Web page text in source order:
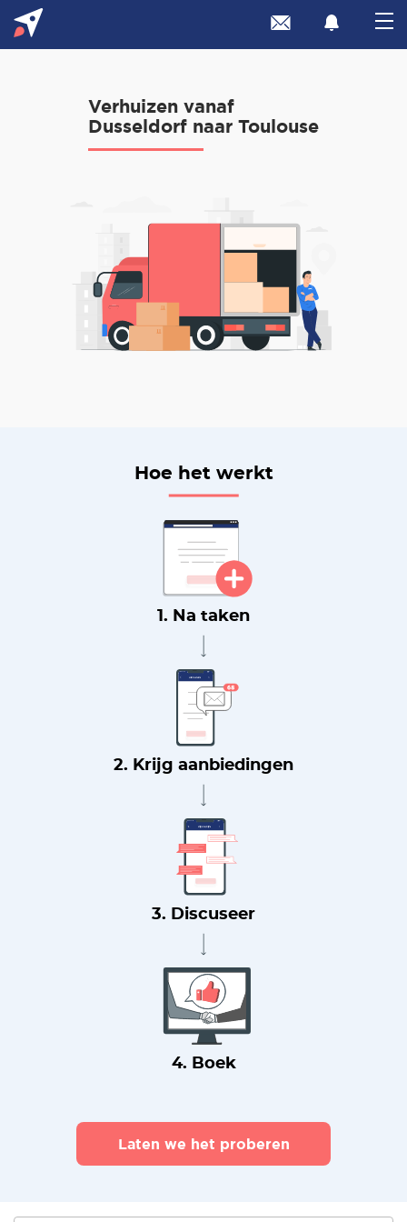
Verhuizen vanaf
Dusseldorf naar Toulouse
Hoe het werkt
1. Na taken
2. Krijg aanbiedingen
3. Discuseer
4. Boek
Laten we het proberen